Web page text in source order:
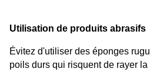
Utilisation de produits abrasifs
Évitez d'utiliser des éponges
poils durs qui risquent de rayer